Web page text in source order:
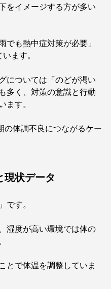
をイメージする方が多い
でも熱中症対策が必要」
ます。
については「のどが渇い
多く、対策の意識と行動
ます。
の体調不良につながるケー
現状データ
です。
湿度が高い環境では体の
とで体温を調整していま